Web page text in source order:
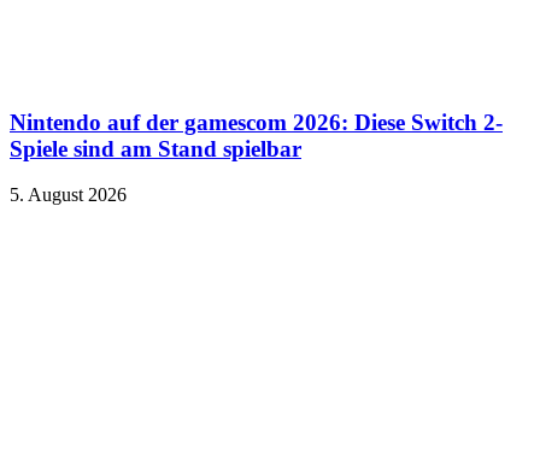
Nintendo auf der gamescom 2026: Diese Switch 2-
Spiele sind am Stand spielbar
5. August 2026